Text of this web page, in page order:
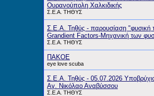
Ουρανούπολη Χαλκιδικής
Σ.Ε.Α. ΤΗΘΥΣ
Σ.Ε.Α. Τηθύς - παρουσίαση "φυσική
Grandient Factors-Μηχανική των
Σ.Ε.Α. ΤΗΘΥΣ
ΠΑΚΟΕ
eye love scuba
Σ.Ε.Α. Τηθύς - 05.07.2026
Αγ. Νικόλαο Αναβύσσου
Σ.Ε.Α. ΤΗΘΥΣ